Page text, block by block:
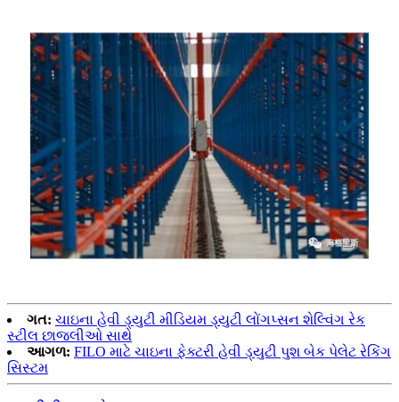
ગત: ચાઇના હેવી ડ્યુટી મીડિયમ ડ્યુટી લોંગપ્સન શેલ્વિંગ રેક
સ્ટીલ છાજલીઓ સાથે
આગળ: FILO માટે ચાઇના ફેક્ટરી હેવી ડ્યુટી પુશ બેક પેલેટ રેકિંગ
સિસ્ટમ